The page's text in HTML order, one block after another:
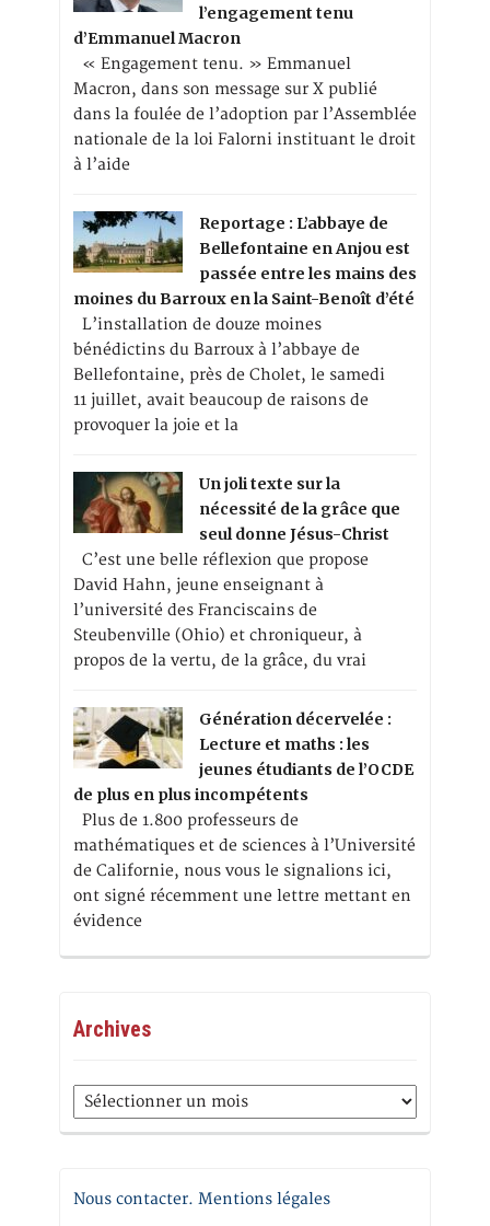
l’engagement tenu
d’Emmanuel Macron
« Engagement tenu. » Emmanuel
Macron, dans son message sur X publié
dans la foulée de l’adoption par l’Assemblée
nationale de la loi Falorni instituant le droit
à l’aide
Reportage : L’abbaye de
Bellefontaine en Anjou est
passée entre les mains des
moines du Barroux en la Saint-Benoît d’été
L’installation de douze moines
bénédictins du Barroux à l’abbaye de
Bellefontaine, près de Cholet, le samedi
11 juillet, avait beaucoup de raisons de
provoquer la joie et la
Un joli texte sur la
nécessité de la grâce que
seul donne Jésus-Christ
C’est une belle réflexion que propose
David Hahn, jeune enseignant à
l’université des Franciscains de
Steubenville (Ohio) et chroniqueur, à
propos de la vertu, de la grâce, du vrai
Génération décervelée :
Lecture et maths : les
jeunes étudiants de l’OCDE
de plus en plus incompétents
Plus de 1.800 professeurs de
mathématiques et de sciences à l’Université
de Californie, nous vous le signalions ici,
ont signé récemment une lettre mettant en
évidence
Archives
Archives
Nous contacter. Mentions légales